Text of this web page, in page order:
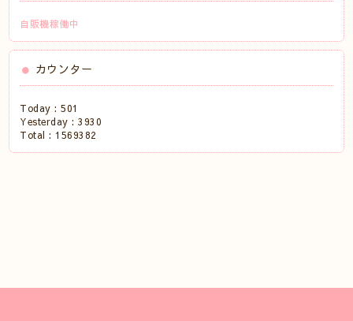
自販機稼働中
カウンター
Today :501
Yesterday :3930
Total : 1569382